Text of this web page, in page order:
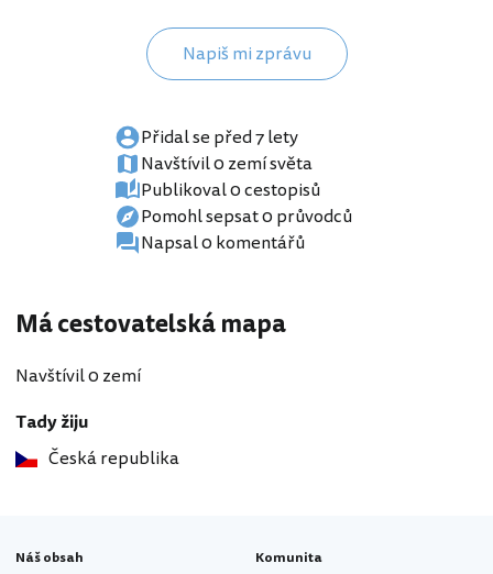
Napiš mi zprávu
Přidal se před 7 lety
Navštívil 0 zemí světa
Publikoval 0 cestopisů
Pomohl sepsat 0 průvodců
Napsal 0 komentářů
Má cestovatelská mapa
Navštívil 0 zemí
Tady žiju
Česká republika
Náš obsah Komunita